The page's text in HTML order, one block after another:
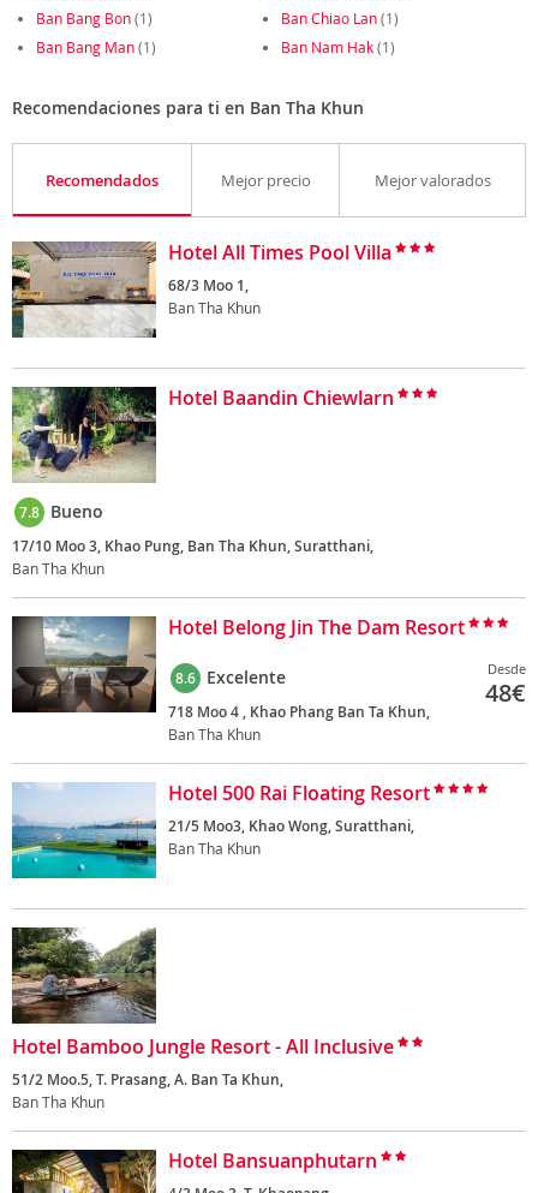
Ban Bang Bon(1) Ban Chiao Lan(1)
Ban Bang Man(1) Ban Nam Hak(1)
Recomendaciones para ti en Ban Tha Khun
Recomendados Mejor precio Mejor valorados
Hotel All Times Pool Villa
68/3 Moo 1,
Ban Tha Khun
Hotel Baandin Chiewlarn
7.8 Bueno
17/10 Moo 3, Khao Pung, Ban Tha Khun, Suratthani,
Ban Tha Khun
Hotel Belong Jin The Dam Resort
8.6 Excelente
718 Moo 4 , Khao Phang Ban Ta Khun,
Ban Tha Khun
Desde
48€
Hotel 500 Rai Floating Resort
21/5 Moo3, Khao Wong, Suratthani,
Ban Tha Khun
Hotel Bamboo Jungle Resort - All Inclusive
51/2 Moo.5, T. Prasang, A. Ban Ta Khun,
Ban Tha Khun
Hotel Bansuanphutarn